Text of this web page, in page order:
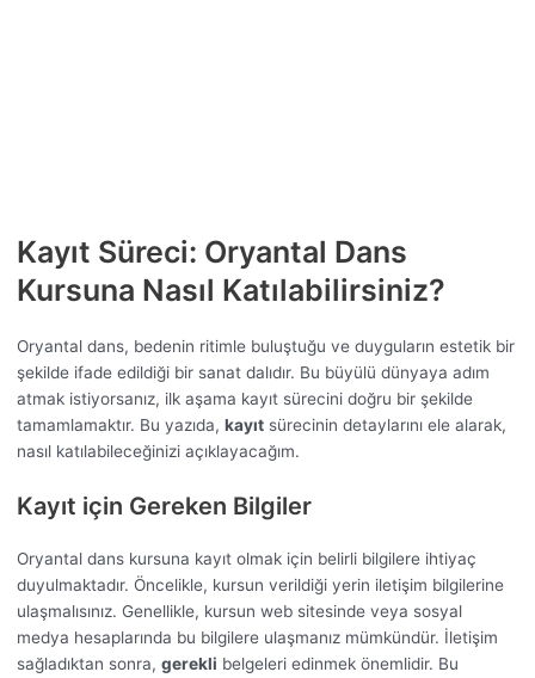
Kayıt Süreci: Oryantal Dans
Kursuna Nasıl Katılabilirsiniz?
Oryantal dans, bedenin ritimle buluştuğu ve duyguların estetik bir
şekilde ifade edildiği bir sanat dalıdır. Bu büyülü dünyaya adım
atmak istiyorsanız, ilk aşama kayıt sürecini doğru bir şekilde
tamamlamaktır. Bu yazıda, kayıtsürecinin detaylarını ele alarak,
nasıl katılabileceğinizi açıklayacağım.
Kayıt için Gereken Bilgiler
Oryantal dans kursuna kayıt olmak için belirli bilgilere ihtiyaç
duyulmaktadır. Öncelikle, kursun verildiği yerin iletişim bilgilerine
ulaşmalısınız. Genellikle, kursun web sitesinde veya sosyal
medya hesaplarında bu bilgilere ulaşmanız mümkündür. İletişim
sağladıktan sonra, gerekli belgeleri edinmek önemlidir. Bu